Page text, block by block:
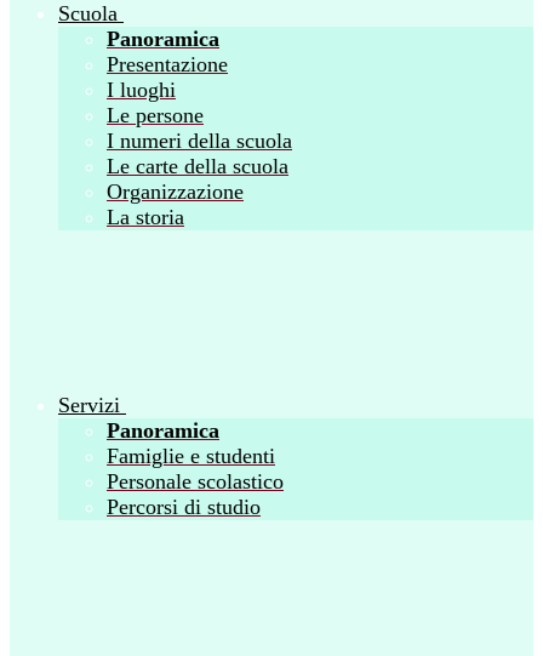
Scuola
Panoramica
Presentazione
I luoghi
Le persone
I numeri della scuola
Le carte della scuola
Organizzazione
La storia
Servizi
Panoramica
Famiglie e studenti
Personale scolastico
Percorsi di studio